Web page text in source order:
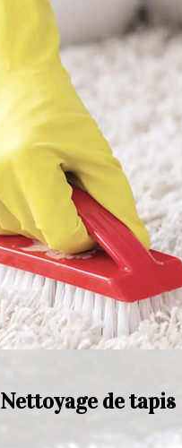
Nettoyage de tapis